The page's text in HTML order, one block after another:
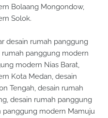
Bolaang Mongondow,
Solok.
desain rumah panggung
panggung modern
modern Nias Barat,
Kota Medan, desain
Tengah, desain rumah
desain rumah panggung
panggung modern Mamuju